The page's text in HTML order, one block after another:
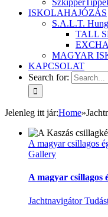
ISKOLAHAJÓZÁS
S.A.L.T.
TALL
MAGYAR
KAPCSOLAT
Search for:
Jelenleg itt jár:Home»
A magyar csillagos
Gallery
A magyar csillagos
Jachtnavigátor